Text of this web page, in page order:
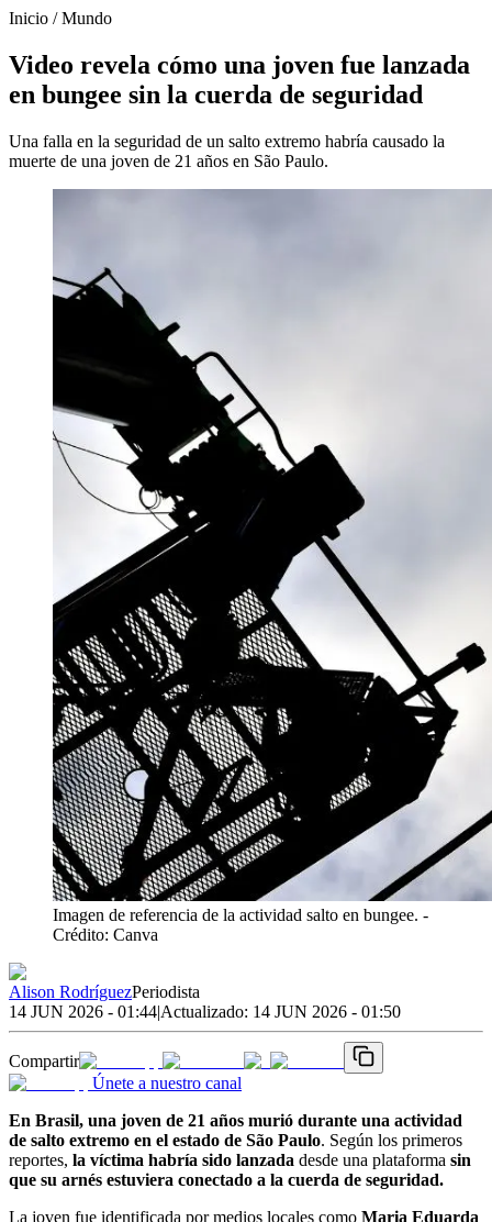
Inicio /Mundo
Video revela cómo una joven fue lanzada
en bungee sin la cuerda de seguridad
Una falla en la seguridad de un salto extremo habría causado la
muerte de una joven de 21 años en São Paulo.
Imagen de referencia de la actividad salto en bungee. -
Crédito: Canva
Alison RodríguezPeriodista
14 JUN 2026 - 01:44|Actualizado: 14 JUN 2026 - 01:50
Compartir
Únete a nuestro canal
En Brasil, una joven de 21 años murió durante una actividad
de salto extremo en el estado de São Paulo. Según los primeros
reportes, la víctima habría sido lanzada desde una plataforma sin
que su arnés estuviera conectado a la cuerda de seguridad.
La joven fue identificada por medios locales como Maria Eduarda